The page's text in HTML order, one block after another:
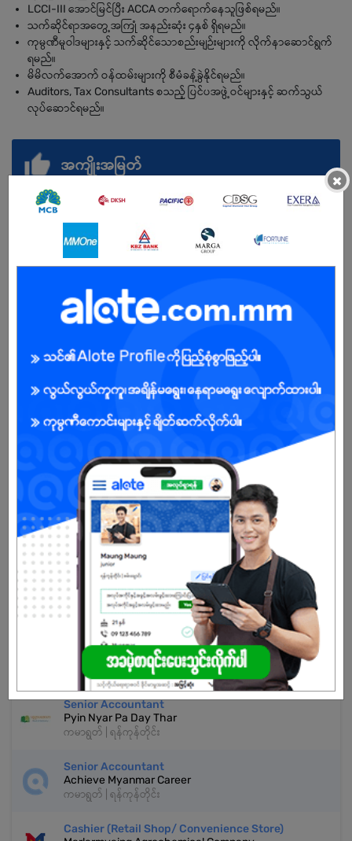
LCCI-III အောင်မြင်ပြီး ACCA တက်ရောက်နေသူဖြစ်ရမည်။
သက်ဆိုင်ရာအတွေ့အကြုံ အနည်းဆုံး ၄နှစ် ရှိရမည်။
ကုမ္ပဏီမူဝါဒများနှင့် သက်ဆိုင်သောစည်းမျဉ်းများကို လိုက်နာဆောင်ရွက်
ရမည်။
မိမိလက်အောက် ဝန်ထမ်းများကို စီမံခန့်ခွဲနိုင်ရမည်။
Auditors, Tax Consultants စသည့် ပြင်ပအဖွဲ့ဝင်များနှင့် ဆက်သွယ်
လုပ်ဆောင်ရမည်။
အကျိုးအမြတ်
ရုံးတက်ချိန်: နံနက် (၉) နာရီမှ ညနေ (၅)နာရီအထိ (Monday to Saturday)
ရုံးပိတ်ရက်: တနင်္ဂနွေနေ့ နှင့် အများပြည်သူရုံးပိတ်ရက်
အခွင့်အရေးရှိသူ : မ
သက်တမ်းကုန်သွားပါပြီ
အကောင့်မရှိသေးဘူးလား?
မှတ်ပုံတင်မယ်
နောက်ထပ်အလားတူအလုပ်များ
Senior Accountant
Pyin Nyar Pa Day Thar
ကမာရွတ် | ရန်ကုန်တိုင်း
Senior Accountant
Achieve Myanmar Career
ကမာရွတ် | ရန်ကုန်တိုင်း
Cashier (Retail Shop/ Convenience Store)
×